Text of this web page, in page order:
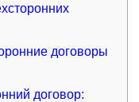
договоры
договор: